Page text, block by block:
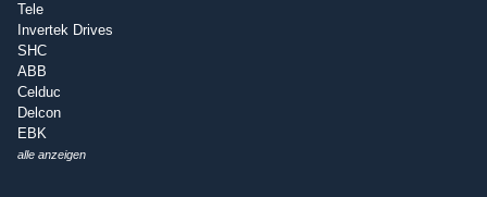
Tele
Invertek Drives
SHC
ABB
Celduc
Delcon
EBK
alle anzeigen